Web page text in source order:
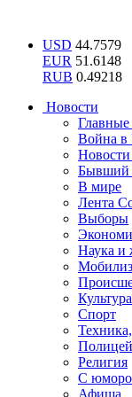
USD 44.7579
EUR 51.6148
RUB 0.49218
Новости
Главные
Война в
Новости
В мире
Лента
Выборы
Наука и
Спорт
Религия
С
Афиша